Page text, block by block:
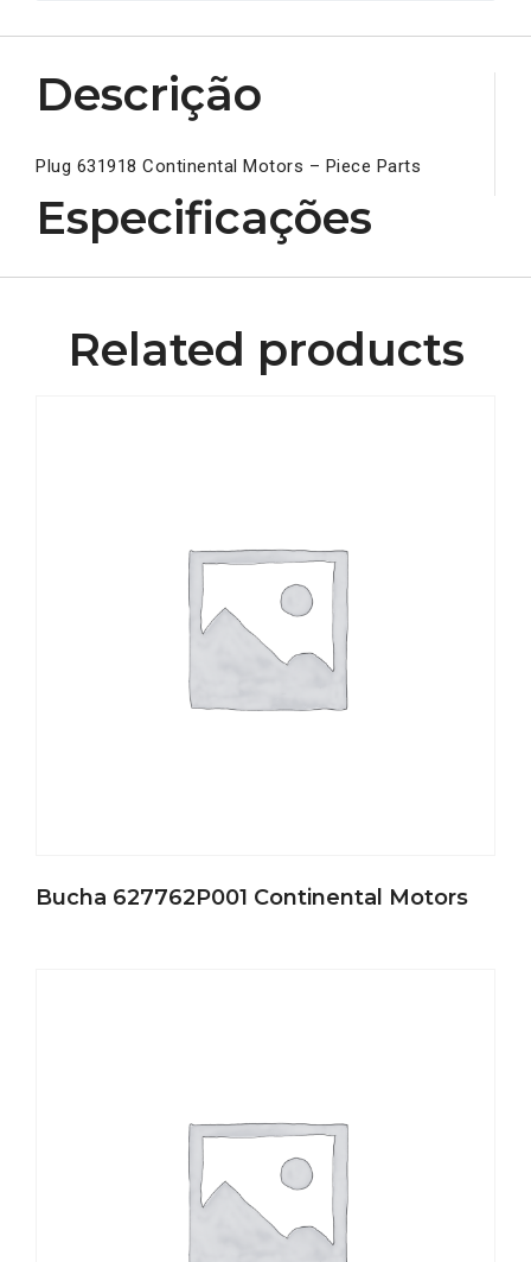
Descrição
Plug 631918 Continental Motors – Piece Parts
Especificações
Related products
Bucha 627762P001 Continental Motors